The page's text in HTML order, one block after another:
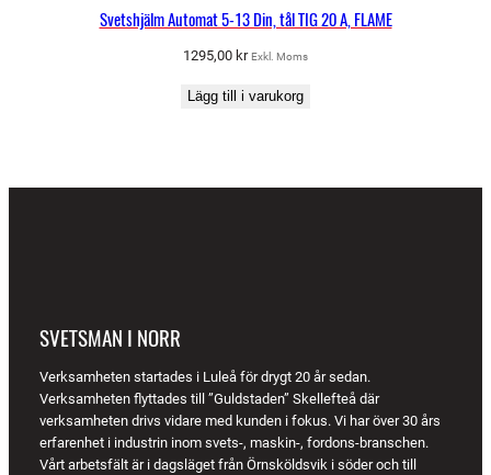
Svetshjälm Automat 5-13 Din, tål TIG 20 A, FLAME
1295,00 kr Exkl. Moms
Lägg till i varukorg
SVETSMAN I NORR
Verksamheten startades i Luleå för drygt 20 år sedan.
Verksamheten flyttades till ”Guldstaden” Skellefteå där
verksamheten drivs vidare med kunden i fokus. Vi har över 30 års
erfarenhet i industrin inom svets-, maskin-, fordons-branschen.
Vårt arbetsfält är i dagsläget från Örnsköldsvik i söder och till